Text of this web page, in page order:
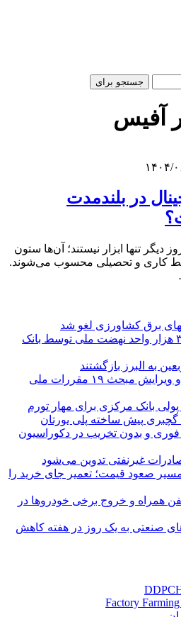
جستجو برای
آفیس
۰۶/۲۲
در بلندمدت
دیگر تنها ابزار نیستند؛ آن‌ها ستون
کاری و تحصیلی محسوب می‌شوند.
برق کشاورزی لغو شد
تأمین مالی بیش از ۳۹۶ هزار واحد نهضت ملی توسط بانک
تمدید اجرای همزمان دو ویرایش مبحث ۱۹ مقررات ملی
پولی بانک مرکزی برای مهار تورم
گچبری پیش ساخته پلی یورتان
و بدون تخریب در دکوراسیون
غیرنفتی تدوین می‌شود
صعود قیمت؛ تعمیر جای خرید را
همراه و خروج برخی خودروها در
صنعتی به یک روز در هفته کاهش
Factory